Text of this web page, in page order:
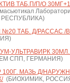
ТАБ.П/П/О
РЕСПУБЛИКА)
№20 ТАБ. Д/РАССАС /
УЛЬТРАВИРК
СПП, ГЕРМАНИЯ)
МАЗЬ Д/
(БИОХИМИК,